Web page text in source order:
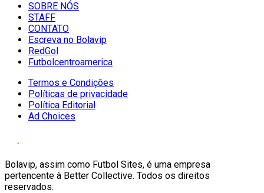
SOBRE NÓS
STAFF
CONTATO
Escreva no Bolavip
RedGol
Futbolcentroamerica
Termos e Condições
Políticas de privacidade
Política Editorial
Ad Choices
Bolavip, assim como Futbol Sites, é uma empresa
pertencente à Better Collective. Todos os direitos
reservados.